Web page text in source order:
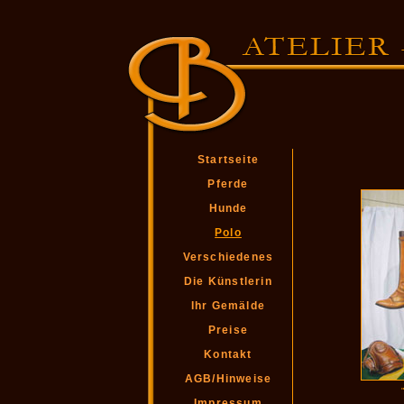
Startseite
Pferde
Hunde
Polo
Verschiedenes
Die Künstlerin
Ihr Gemälde
Preise
Kontakt
AGB/Hinweise